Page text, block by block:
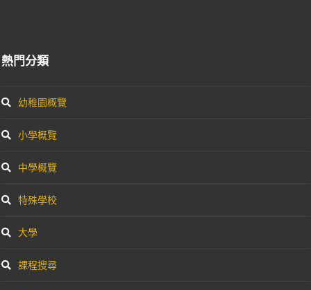
熱門分類
幼稚園概覽
小學概覽
中學概覽
特殊學校
大學
課程搜尋